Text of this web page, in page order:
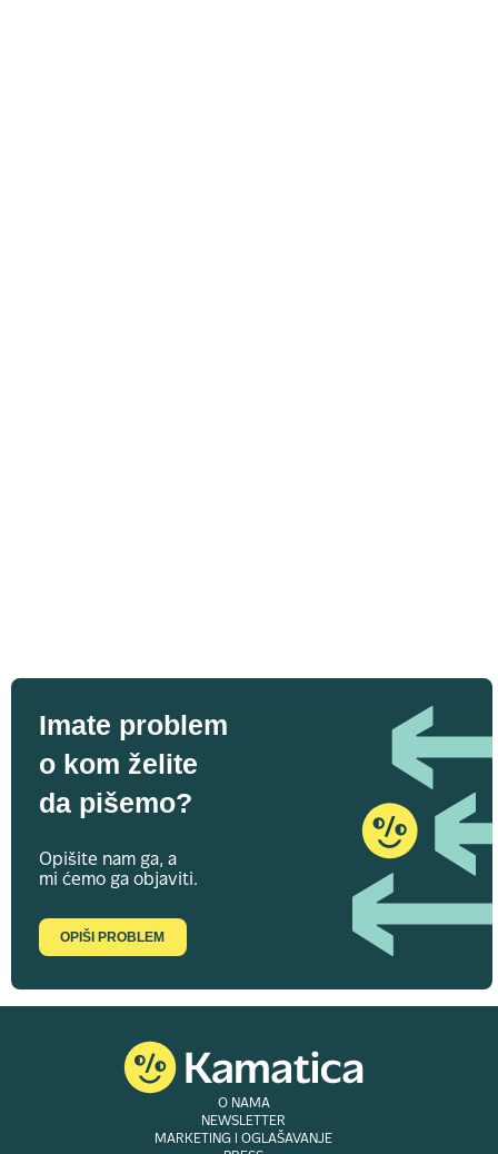
Imate problem
o kom želite
da pišemo?
Opišite nam ga, a
mi ćemo ga objaviti.
OPIŠI PROBLEM
O NAMA
NEWSLETTER
MARKETING I OGLAŠAVANJE